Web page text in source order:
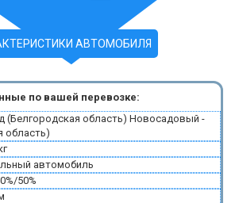
АВТОМОБИЛЯ
по вашей перевозке:
(Белгородская область) Новосадовый -
область)
автомобиль
50%